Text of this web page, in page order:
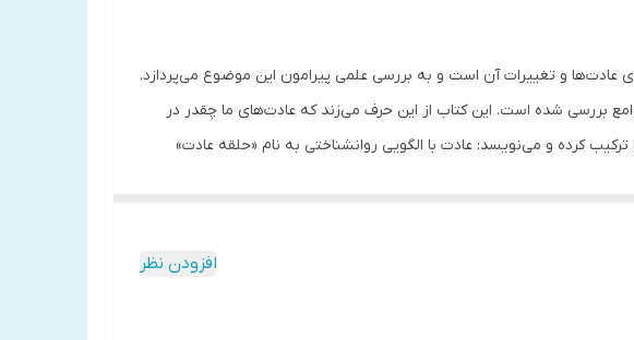
کتاب که در زمینه نحوه شکل‌گیری عادت‌ها و تغییرات آن است و به بررسی علمی پیرامون این موضوع می‌پردازد.
بررسی شده است. این کتاب از این حرف می‌زند که عادت‌های ما چقدر در
کرده‌ و می‌نویسد: عادت با الگویی روانشناختی به نام «حلقه عادت»
افزودن نظر